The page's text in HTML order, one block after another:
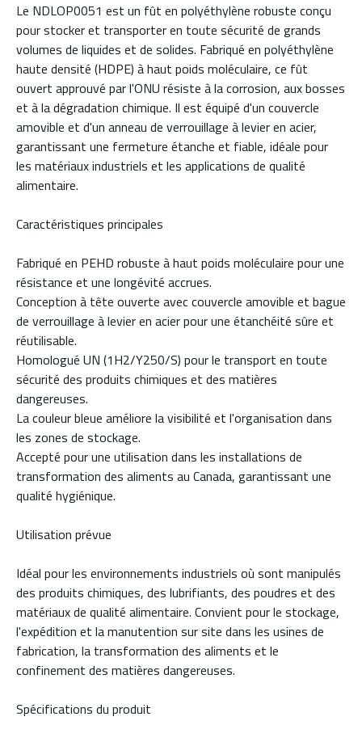
Le NDLOP0051 est un fût en polyéthylène robuste conçu
pour stocker et transporter en toute sécurité de grands
volumes de liquides et de solides. Fabriqué en polyéthylène
haute densité (HDPE) à haut poids moléculaire, ce fût
ouvert approuvé par l'ONU résiste à la corrosion, aux bosses
et à la dégradation chimique. Il est équipé d'un couvercle
amovible et d'un anneau de verrouillage à levier en acier,
garantissant une fermeture étanche et fiable, idéale pour
les matériaux industriels et les applications de qualité
alimentaire.
Caractéristiques principales
Fabriqué en PEHD robuste à haut poids moléculaire pour une
résistance et une longévité accrues.
Conception à tête ouverte avec couvercle amovible et bague
de verrouillage à levier en acier pour une étanchéité sûre et
réutilisable.
Homologué UN (1H2/Y250/S) pour le transport en toute
sécurité des produits chimiques et des matières
dangereuses.
La couleur bleue améliore la visibilité et l'organisation dans
les zones de stockage.
Accepté pour une utilisation dans les installations de
transformation des aliments au Canada, garantissant une
qualité hygiénique.
Utilisation prévue
Idéal pour les environnements industriels où sont manipulés
des produits chimiques, des lubrifiants, des poudres et des
matériaux de qualité alimentaire. Convient pour le stockage,
l'expédition et la manutention sur site dans les usines de
fabrication, la transformation des aliments et le
confinement des matières dangereuses.
Spécifications du produit